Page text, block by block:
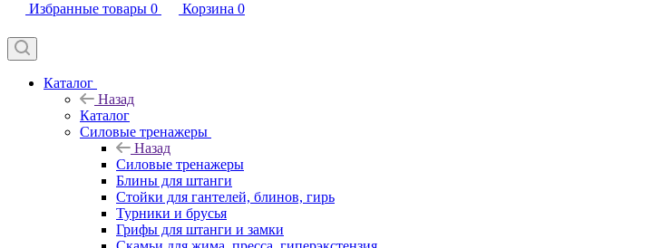
Избранные товары 0 Корзина 0
Каталог
Назад
Каталог
Силовые тренажеры
Назад
Силовые тренажеры
Блины для штанги
Стойки для гантелей, блинов, гирь
Турники и брусья
Грифы для штанги и замки